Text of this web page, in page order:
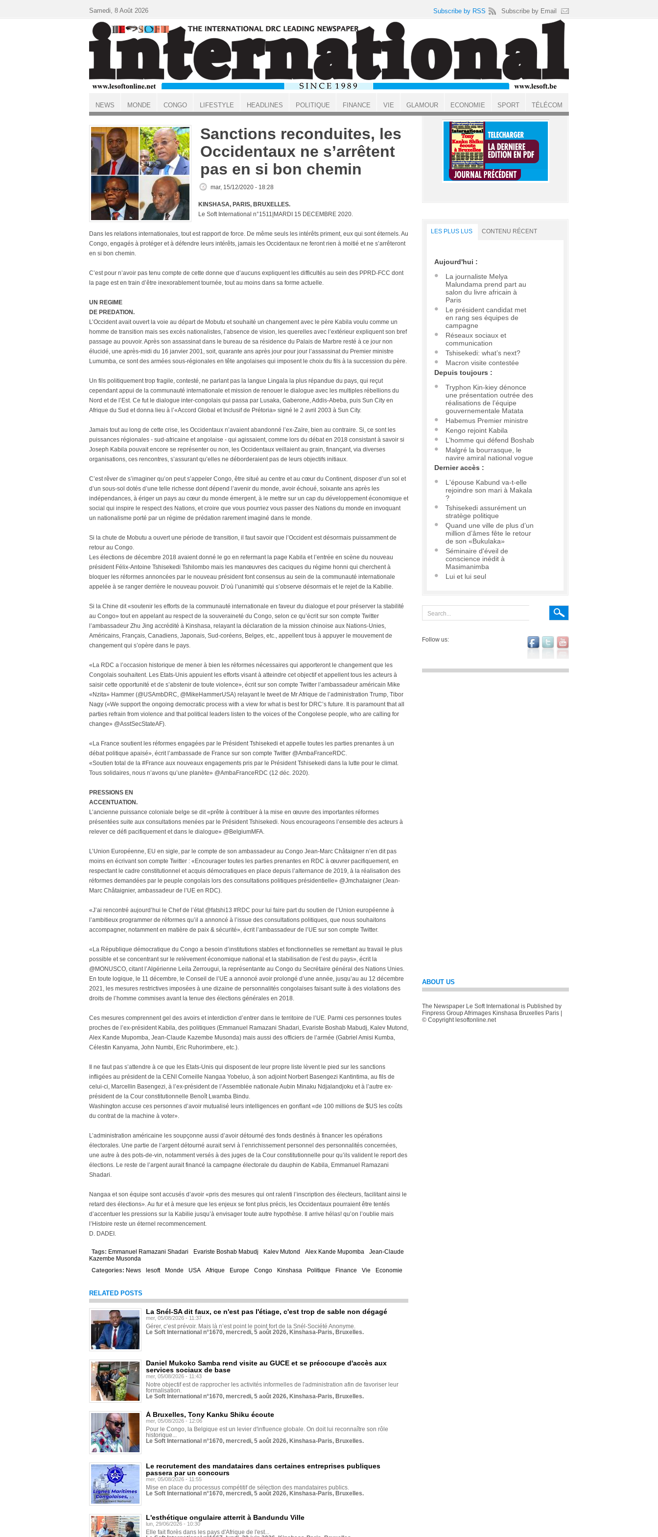
ACCUEIL
Sanctions reconduites, les
Occidentaux ne s’arrêtent
pas en si bon chemin
mar, 15/12/2020 - 18:28
KINSHASA, PARIS, BRUXELLES.
Le Soft International n°1511|MARDI 15 DECEMBRE 2020.
Dans les relations internationales, tout est rapport de force. De même seuls les intérêts priment, eux qui sont éternels. Au
Congo, engagés à protéger et à défendre leurs intérêts, jamais les Occidentaux ne feront rien à moitié et ne s’arrêteront
en si bon chemin.
C’est pour n’avoir pas tenu compte de cette donne que d’aucuns expliquent les difficultés au sein des PPRD-FCC dont
la page est en train d’être inexorablement tournée, tout au moins dans sa forme actuelle.
UN REGIME
DE PREDATION.
L’Occident avait ouvert la voie au départ de Mobutu et souhaité un changement avec le père Kabila voulu comme un
homme de transition mais ses excès nationalistes, l’absence de vision, les querelles avec l’extérieur expliquent son bref
passage au pouvoir. Après son assassinat dans le bureau de sa résidence du Palais de Marbre resté à ce jour non
élucidé, une après-midi du 16 janvier 2001, soit, quarante ans après jour pour jour l’assassinat du Premier ministre
Lumumba, ce sont des armées sous-régionales en tête angolaises qui imposent le choix du fils à la succession du père.
Un fils politiquement trop fragile, contesté, ne parlant pas la langue Lingala la plus répandue du pays, qui reçut
cependant appui de la communauté internationale et mission de renouer le dialogue avec les multiples rébellions du
Nord et de l’Est. Ce fut le dialogue inter-congolais qui passa par Lusaka, Gaberone, Addis-Abeba, puis Sun City en
Afrique du Sud et donna lieu à l’«Accord Global et Inclusif de Prétoria» signé le 2 avril 2003 à Sun City.
Jamais tout au long de cette crise, les Occidentaux n’avaient abandonné l’ex-Zaïre, bien au contraire. Si, ce sont les
puissances régionales - sud-africaine et angolaise - qui agissaient, comme lors du débat en 2018 consistant à savoir si
Joseph Kabila pouvait encore se représenter ou non, les Occidentaux veillaient au grain, finançant, via diverses
organisations, ces rencontres, s’assurant qu’elles ne déborderaient pas de leurs objectifs initiaux.
C’est rêver de s’imaginer qu’on peut s’appeler Congo, être situé au centre et au cœur du Continent, disposer d’un sol et
d’un sous-sol dotés d’une telle richesse dont dépend l’avenir du monde, avoir échoué, soixante ans après les
indépendances, à ériger un pays au cœur du monde émergent, à le mettre sur un cap du développement économique et
social qui inspire le respect des Nations, et croire que vous pourriez vous passer des Nations du monde en invoquant
un nationalisme porté par un régime de prédation rarement imaginé dans le monde.
Si la chute de Mobutu a ouvert une période de transition, il faut savoir que l’Occident est désormais puissamment de
retour au Congo.
Les élections de décembre 2018 avaient donné le go en refermant la page Kabila et l’entrée en scène du nouveau
président Félix-Antoine Tshisekedi Tshilombo mais les manœuvres des caciques du régime honni qui cherchent à
bloquer les réformes annoncées par le nouveau président font consensus au sein de la communauté internationale
appelée à se ranger derrière le nouveau pouvoir. D’où l’unanimité qui s’observe désormais et le rejet de la Kabilie.
Si la Chine dit «soutenir les efforts de la communauté internationale en faveur du dialogue et pour préserver la stabilité
au Congo» tout en appelant au respect de la souveraineté du Congo, selon ce qu’écrit sur son compte Twitter
l’ambassadeur Zhu Jing accrédité à Kinshasa, relayant la déclaration de la mission chinoise aux Nations-Unies,
Américains, Français, Canadiens, Japonais, Sud-coréens, Belges, etc., appellent tous à appuyer le mouvement de
changement qui s’opère dans le pays.
«La RDC a l’occasion historique de mener à bien les réformes nécessaires qui apporteront le changement que les
Congolais souhaitent. Les Etats-Unis appuient les efforts visant à atteindre cet objectif et appellent tous les acteurs à
saisir cette opportunité et de s’abstenir de toute violence», écrit sur son compte Twitter l’ambassadeur américain Mike
«Nzita» Hammer (@USAmbDRC, @MikeHammerUSA) relayant le tweet de Mr Afrique de l’administration Trump, Tibor
Nagy («We support the ongoing democratic process with a view for what is best for DRC’s future. It is paramount that all
parties refrain from violence and that political leaders listen to the voices of the Congolese people, who are calling for
change» @AsstSecStateAF).
«La France soutient les réformes engagées par le Président Tshisekedi et appelle toutes les parties prenantes à un
débat politique apaisé», écrit l’ambassade de France sur son compte Twitter @AmbaFranceRDC.
«Soutien total de la #France aux nouveaux engagements pris par le Président Tshisekedi dans la lutte pour le climat.
Tous solidaires, nous n’avons qu’une planète» @AmbaFranceRDC (12 déc. 2020).
PRESSIONS EN
ACCENTUATION.
L’ancienne puissance coloniale belge se dit «prête à contribuer à la mise en œuvre des importantes réformes
présentées suite aux consultations menées par le Président Tshisekedi. Nous encourageons l’ensemble des acteurs à
relever ce défi pacifiquement et dans le dialogue» @BelgiumMFA.
L’Union Européenne, EU en sigle, par le compte de son ambassadeur au Congo Jean-Marc Châtaigner n’en dit pas
moins en écrivant son compte Twitter : «Encourager toutes les parties prenantes en RDC à œuvrer pacifiquement, en
respectant le cadre constitutionnel et acquis démocratiques en place depuis l’alternance de 2019, à la réalisation des
réformes demandées par le peuple congolais lors des consultations politiques présidentielle» @Jmchataigner (Jean-
Marc Châtaignier, ambassadeur de l’UE en RDC).
«J’ai rencontré aujourd’hui le Chef de l’état @fatshi13 #RDC pour lui faire part du soutien de l’Union européenne à
l’ambitieux programmer de réformes qu’il a annoncé à l’issue des consultations politiques, que nous souhaitons
accompagner, notamment en matière de paix & sécurité», écrit l’ambassadeur de l’UE sur son compte Twitter.
«La République démocratique du Congo a besoin d’institutions stables et fonctionnelles se remettant au travail le plus
possible et se concentrant sur le relèvement économique national et la stabilisation de l’est du pays», écrit la
@MONUSCO, citant l’Algérienne Leila Zerrougui, la représentante au Congo du Secrétaire général des Nations Unies.
En toute logique, le 11 décembre, le Conseil de l’UE a annoncé avoir prolongé d’une année, jusqu’au au 12 décembre
2021, les mesures restrictives imposées à une dizaine de personnalités congolaises faisant suite à des violations des
droits de l’homme commises avant la tenue des élections générales en 2018.
Ces mesures comprennent gel des avoirs et interdiction d’entrer dans le territoire de l’UE. Parmi ces personnes toutes
proches de l’ex-président Kabila, des politiques (Emmanuel Ramazani Shadari, Evariste Boshab Mabudj, Kalev Mutond,
Alex Kande Mupomba, Jean-Claude Kazembe Musonda) mais aussi des officiers de l’armée (Gabriel Amisi Kumba,
Célestin Kanyama, John Numbi, Eric Ruhorimbere, etc.).
Il ne faut pas s’attendre à ce que les Etats-Unis qui disposent de leur propre liste lèvent le pied sur les sanctions
infligées au président de la CENI Corneille Nangaa Yobeluo, à son adjoint Norbert Basengezi Kantintima, au fils de
celui-ci, Marcellin Basengezi, à l’ex-président de l’Assemblée nationale Aubin Minaku Ndjalandjoku et à l’autre ex-
président de la Cour constitutionnelle Benoît Lwamba Bindu.
Washington accuse ces personnes d’avoir mutualisé leurs intelligences en gonflant «de 100 millions de $US les coûts
du contrat de la machine à voter».
L’administration américaine les soupçonne aussi d’avoir détourné des fonds destinés à financer les opérations
électorales. Une partie de l’argent détourné aurait servi à l’enrichissement personnel des personnalités concernées,
une autre à des pots-de-vin, notamment versés à des juges de la Cour constitutionnelle pour qu’ils valident le report des
élections. Le reste de l’argent aurait financé la campagne électorale du dauphin de Kabila, Emmanuel Ramazani
Shadari.
Nangaa et son équipe sont accusés d’avoir «pris des mesures qui ont ralenti l’inscription des électeurs, facilitant ainsi le
retard des élections». Au fur et à mesure que les enjeux se font plus précis, les Occidentaux pourraient être tentés
d’accentuer les pressions sur la Kabilie jusqu’à envisager toute autre hypothèse. Il arrive hélas! qu’on l’oublie mais
l’Histoire reste un éternel recommencement.
D. DADEI.
Tags: Emmanuel Ramazani Shadari Evariste Boshab Mabudj Kalev Mutond Alex Kande Mupomba
Jean-Claude
Kazembe Musonda
Categories: News lesoft Monde USA Afrique Europe Congo Kinshasa Politique Finance Vie Economie
RELATED POSTS
La Snél-SA dit faux, ce n'est pas l'étiage, c'est trop de sable non dégagé
mer, 05/08/2026 - 11:37
Gérer, c’est prévoir. Mais là n’est point le point fort de la Snél-Société Anonyme.
Le Soft International n°1670, mercredi, 5 août 2026, Kinshasa-Paris, Bruxelles.
Daniel Mukoko Samba rend visite au GUCE et se préoccupe d'accès aux
services sociaux de base
mer, 05/08/2026 - 11:43
Notre objectif est de rapprocher les activités informelles de l'administration afin de favoriser leur
formalisation.
Le Soft International n°1670, mercredi, 5 août 2026, Kinshasa-Paris, Bruxelles.
À Bruxelles, Tony Kanku Shiku écoute
mer, 05/08/2026 - 12:06
Pour le Congo, la Belgique est un levier d'influence globale. On doit lui reconnaître son rôle
historique...
Le Soft International n°1670, mercredi, 5 août 2026, Kinshasa-Paris, Bruxelles.
Le recrutement des mandataires dans certaines entreprises publiques
passera par un concours
mer, 05/08/2026 - 11:55
Mise en place du processus compétitif de sélection des mandataires publics.
Le Soft International n°1670, mercredi, 5 août 2026, Kinshasa-Paris, Bruxelles.
L'esthétique ongulaire atterrit à Bandundu Ville
lun, 29/06/2026 - 10:30
Elle fait florès dans les pays d'Afrique de l'est...
LES PLUS LUS CONTENU RÉCENT
Aujourd'hui :
La journaliste Melya
Malundama prend part au
salon du livre africain à
Paris
Le président candidat met
en rang ses équipes de
campagne
Réseaux sociaux et
communication
Tshisekedi: what’s next?
Macron visite contestée
Depuis toujours :
Tryphon Kin-kiey dénonce
une présentation outrée des
réalisations de l’équipe
gouvernementale Matata
Habemus Premier ministre
Kengo rejoint Kabila
L’homme qui défend Boshab
Malgré la bourrasque, le
navire amiral national vogue
Dernier accès :
L'épouse Kabund va-t-elle
rejoindre son mari à Makala
?
Tshisekedi assurément un
stratège politique
Quand une ville de plus d’un
million d’âmes fête le retour
de son «Bukulaka»
Séminaire d'éveil de
conscience inédit à
Masimanimba
Lui et lui seul
Follow us:
ABOUT US
The Newspaper Le Soft International is Published by
Finpress Group Afrimages Kinshasa Bruxelles Paris |
© Copyright lesoftonline.net
Samedi, 8 Août 2026 Subscribe by RSS Subscribe by Email
NEWS MONDE CONGO LIFESTYLE HEADLINES POLITIQUE FINANCE VIE GLAMOUR ECONOMIE SPORT TÉLÉCOM